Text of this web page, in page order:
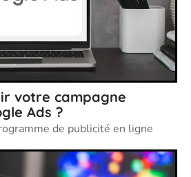
votre campagne
Ads ?
de publicité en ligne